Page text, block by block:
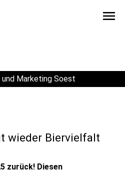
menu
Marketing Soest
wieder Biervielfalt
zurück! Diesen